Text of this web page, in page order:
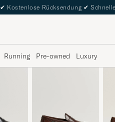
✔ Kostenlose Rücksendung ✔
Running Pre-owned Luxury